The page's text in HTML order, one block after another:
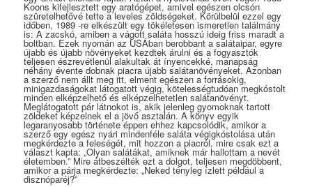
Koons kifejlesztett egy aratógépet, amivel egészen olcsón
szüretelhetővé tette a leveles zöldségeket. Körülbelül ezzel egy
időben, 1989 -re elkészült egy tökéletesen ismeretlen találmány
is: A zacskó, amiben a vágott saláta hosszú ideig friss maradt a
boltban. Ezek nyomán az USÁban berobbant a salátaipar, egyre
újabb és újabb növényeket kezdtek árulni és a fogyasztók
teljesen észrevétlenül alakultak át ínyencekké, manapság
néhány évente dobnak piacra újabb salátanövényeket. Azonban
a szerző nem állt meg itt, elment egészen a forrásokig,
minigazdaságokat látogatott végig, kötelességtudóan megkóstolt
minden elképzelhető és elképzelhetetlen salátanövényt.
Meglátogatott pár látnokot is, akik jelenleg gyomoknak tartott
zöldeket képzelnek el a jövő asztalán. A könyv egyik
legaranyosabb története éppen ehhez kapcsolódik, amikor a
szerző egy egész nyári mindenféle saláta végigkóstolása után
megkérdezte a feleségét, mit hozzon a piacról, mire csak ezt a
választ kapta: „Olyan salátákat, amiknek már hallottam a nevét
életemben.” Mire átbeszélték ezt a dolgot, teljesen megdöbbent,
amikor a párja megkérdezte: „Neked tényleg ízlett például a
disznóparéj?”